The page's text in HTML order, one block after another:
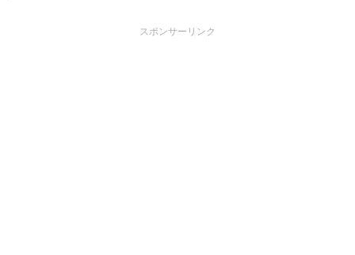
スポンサーリンク